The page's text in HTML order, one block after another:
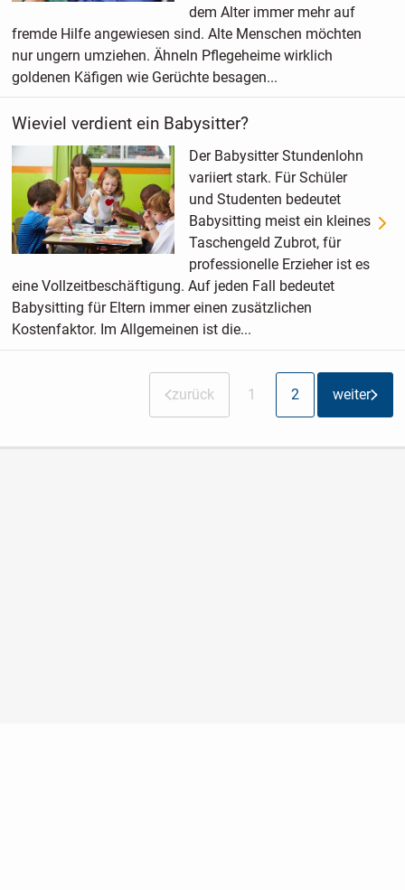
dem Alter immer mehr auf
fremde Hilfe angewiesen sind. Alte Menschen möchten
nur ungern umziehen. Ähneln Pflegeheime wirklich
goldenen Käfigen wie Gerüchte besagen...
Wieviel verdient ein Babysitter?
Der Babysitter Stundenlohn
variiert stark. Für Schüler
und Studenten bedeutet
Babysitting meist ein kleines
Taschengeld Zubrot, für
professionelle Erzieher ist es
eine Vollzeitbeschäftigung. Auf jeden Fall bedeutet
Babysitting für Eltern immer einen zusätzlichen
Kostenfaktor. Im Allgemeinen ist die...
zurück 1 2 weiter